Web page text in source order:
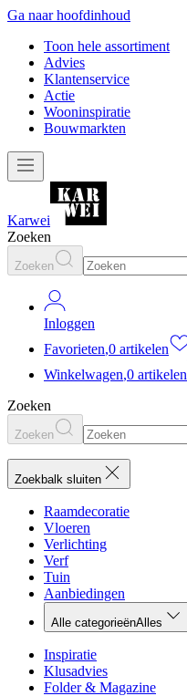
Ga naar hoofdinhoud
Toon hele assortiment
Advies
Klantenservice
Actie
Wooninspiratie
Bouwmarkten
Karwei
Zoeken
Zoeken
Inloggen
Favorieten,0 artikelen
Winkelwagen,0 artikelen
Zoeken
Zoeken
Zoekbalk sluiten
Raamdecoratie
Vloeren
Verlichting
Verf
Tuin
Aanbiedingen
Alle categorieënAlles
Inspiratie
Klusadvies
Folder & Magazine